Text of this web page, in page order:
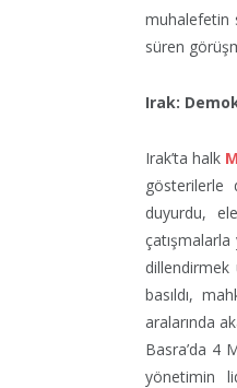
muhalefetin
süren
Irak:
Irak’ta halk
gösterilerle
duyurdu,
dillendirmek
basıldı,
aralarında
Basra’da 4
yönetimin